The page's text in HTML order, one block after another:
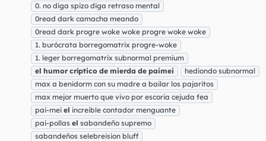
0. no diga spizo diga retraso mental
0read dark camacha meando
0read dark progre woke woke progre woke woke
1. burócrata borregomatrix progre-woke
1. leger borregomatrix subnormal premium
el humor críptico de mierda de paimei
hediondo subnormal
max a benidorm con su madre a bailar los pajaritos
max mejor muerto que vivo por escoria cejuda fea
pai-mei el increible contador menguante
pai-pollas el sabandeño supremo
sabandeños selebreision bluff